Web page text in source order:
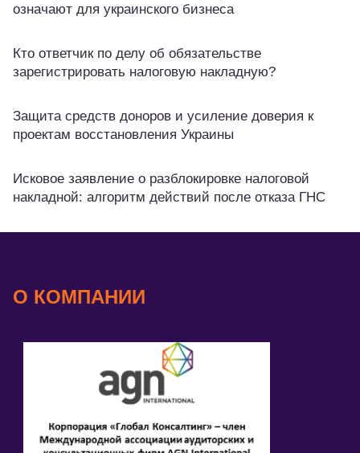
означают для украинского бизнеса
Кто ответчик по делу об обязательстве
зарегистрировать налоговую накладную?
Защита средств доноров и усиление доверия к
проектам восстановления Украины
Исковое заявление о разблокировке налоговой
накладной: алгоритм действий после отказа ГНС
О КОМПАНИИ